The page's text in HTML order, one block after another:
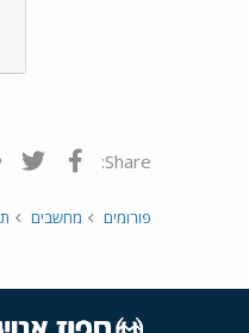
Share: פייסבוק
פורומים מחשבים